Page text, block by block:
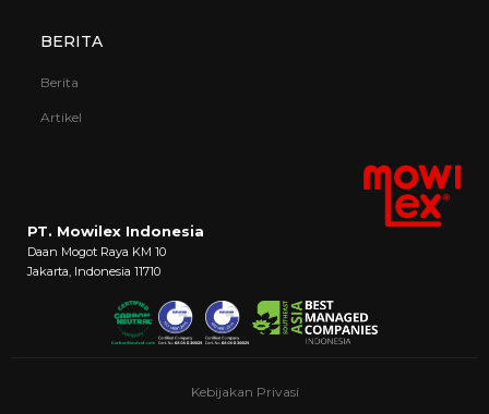
BERITA
Berita
Artikel
PT. Mowilex Indonesia
Daan Mogot Raya KM 10
Jakarta, Indonesia 11710
Kebijakan Privasi